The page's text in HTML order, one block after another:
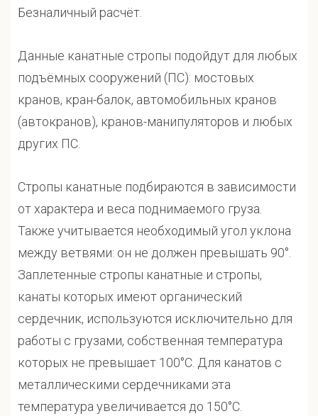
Безналичный расчёт.
Данные канатные стропы подойдут для любых
подъёмных сооружений (ПС): мостовых
кранов, кран-балок, автомобильных кранов
(автокранов), кранов-манипуляторов и любых
других ПС.
Стропы канатные подбираются в зависимости
от характера и веса поднимаемого груза.
Также учитывается необходимый угол уклона
между ветвями: он не должен превышать 90°.
Заплетенные стропы канатные и стропы,
канаты которых имеют органический
сердечник, используются исключительно для
работы с грузами, собственная температура
которых не превышает 100°С. Для канатов с
металлическими сердечниками эта
температура увеличивается до 150°С.